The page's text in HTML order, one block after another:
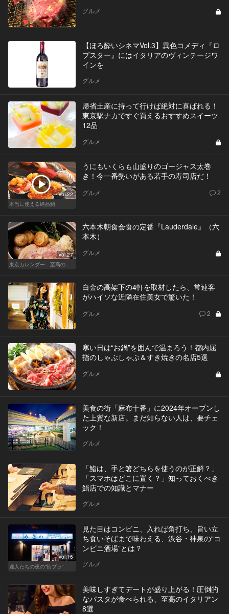
グルメ
【ほろ酔いシネマVol.3】異色コメディ『ロ
ブスター』にはイタリアのヴィンテージワ
インを
グルメ
帰省土産に持って行けば絶対に喜ばれる！
東京駅ナカですぐ買えるおすすめスイーツ
12品
グルメ
Vol.22
本当に使える絶品鮨
うにもいくらも山盛りのゴージャス太巻
き！今一番勢いがある若手の寿司店だ！
グルメ 2
Vol.27
六本木朝食会食の定番『Lauderdale』（六
本木）
グルメ
白金の高架下の4軒を取材したら、常連客
がハイソな近隣在住美女で驚いた！
グルメ 2
寒い日は“お鍋”を囲んで温まろう！都内屈
指のしゃぶしゃぶ＆すき焼きの名店5選
グルメ
美食の街「麻布十番」に2024年オープンし
た上質な新店。まだ知らない人は、要チェ
ック！
グルメ
「鮨は、手と箸どちらを使うのが正解？」
「スマホはどこに置く？」知っておくべき
鮨店での知識とマナー
グルメ
Vol.16
達人たちの夜の“街ブラ”
見た目はコンビニ、入れば角打ち、旨い立
ち食いそばまで味わえる、渋谷・神泉の“コ
ンビニ酒場”とは？
グルメ
美味しすぎてデートが盛り上がる！圧倒的
なパスタが食べられる、至高のイタリアン
8選